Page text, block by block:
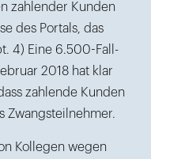
zahlender Kunden
des Portals, das
4) Eine 6.500-Fall-
2018 hat klar
zahlende Kunden
Zwangsteilnehmer.
Kollegen wegen